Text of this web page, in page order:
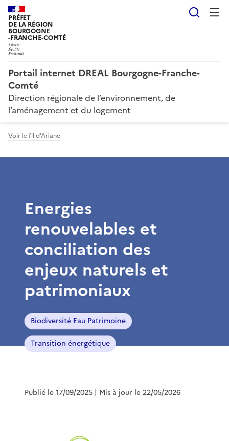
PRÉFET
DE LA RÉGION
BOURGOGNE
-FRANCHE-COMTÉ
Portail internet DREAL Bourgogne-Franche-
Comté
Direction régionale de l’environnement, de
l’aménagement et du logement
Voir le fil d'Ariane
Energies
renouvelables et
conciliation des
enjeux naturels et
patrimoniaux
Biodiversité Eau Patrimoine
Transition énergétique
Publié le 17/09/2025 | Mis à jour le 22/05/2026